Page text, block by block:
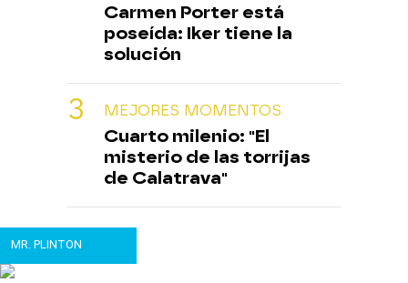
Carmen Porter está
poseída: Iker tiene la
solución
MEJORES MOMENTOS
Cuarto milenio: "El
misterio de las torrijas
de Calatrava"
MR. PLINTON